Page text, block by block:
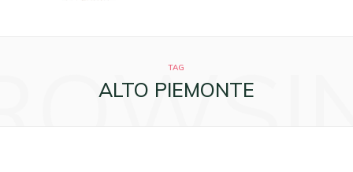
TAG
ALTO PIEMONTE